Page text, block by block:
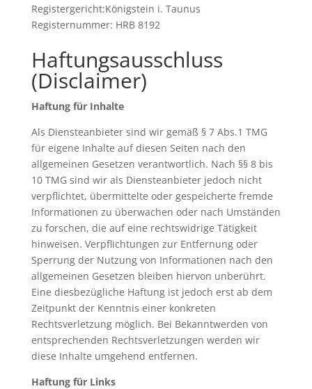
Registergericht:Königstein i. Taunus
Registernummer: HRB 8192
Haftungsausschluss
(Disclaimer)
Haftung für Inhalte
Als Diensteanbieter sind wir gemäß § 7 Abs.1 TMG
für eigene Inhalte auf diesen Seiten nach den
allgemeinen Gesetzen verantwortlich. Nach §§ 8 bis
10 TMG sind wir als Diensteanbieter jedoch nicht
verpflichtet, übermittelte oder gespeicherte fremde
Informationen zu überwachen oder nach Umständen
zu forschen, die auf eine rechtswidrige Tätigkeit
hinweisen. Verpflichtungen zur Entfernung oder
Sperrung der Nutzung von Informationen nach den
allgemeinen Gesetzen bleiben hiervon unberührt.
Eine diesbezügliche Haftung ist jedoch erst ab dem
Zeitpunkt der Kenntnis einer konkreten
Rechtsverletzung möglich. Bei Bekanntwerden von
entsprechenden Rechtsverletzungen werden wir
diese Inhalte umgehend entfernen.
Haftung für Links